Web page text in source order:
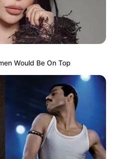
Would Be On Top